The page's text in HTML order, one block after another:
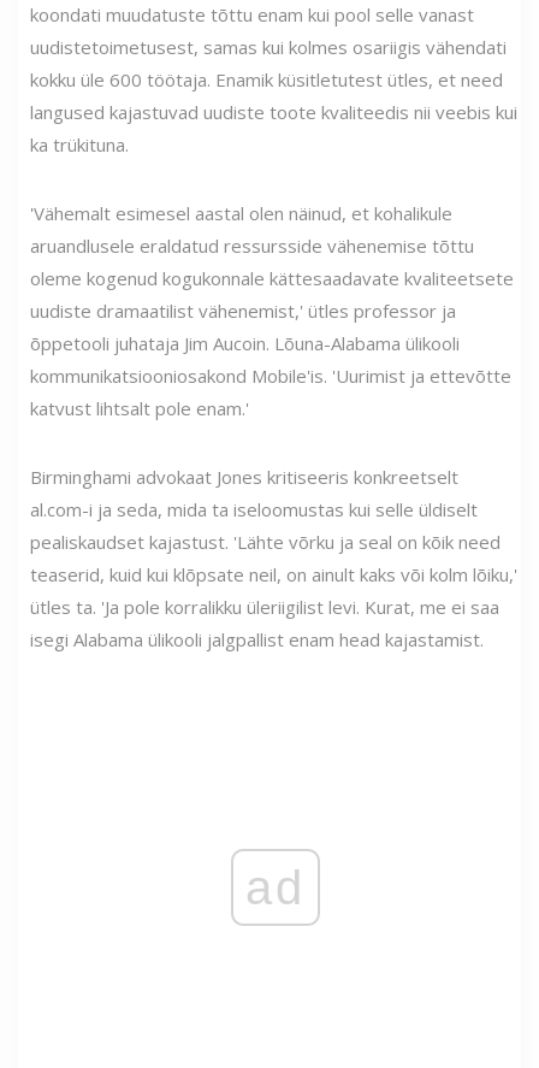
koondati muudatuste tõttu enam kui pool selle vanast
uudistetoimetusest, samas kui kolmes osariigis vähendati
kokku üle 600 töötaja. Enamik küsitletutest ütles, et need
langused kajastuvad uudiste toote kvaliteedis nii veebis kui
ka trükituna.
'Vähemalt esimesel aastal olen näinud, et kohalikule
aruandlusele eraldatud ressursside vähenemise tõttu
oleme kogenud kogukonnale kättesaadavate kvaliteetsete
uudiste dramaatilist vähenemist,' ütles professor ja
õppetooli juhataja Jim Aucoin. Lõuna-Alabama ülikooli
kommunikatsiooniosakond Mobile'is. 'Uurimist ja ettevõtte
katvust lihtsalt pole enam.'
Birminghami advokaat Jones kritiseeris konkreetselt
al.com-i ja seda, mida ta iseloomustas kui selle üldiselt
pealiskaudset kajastust. 'Lähte võrku ja seal on kõik need
teaserid, kuid kui klõpsate neil, on ainult kaks või kolm lõiku,'
ütles ta. 'Ja pole korralikku üleriigilist levi. Kurat, me ei saa
isegi Alabama ülikooli jalgpallist enam head kajastamist.
ad